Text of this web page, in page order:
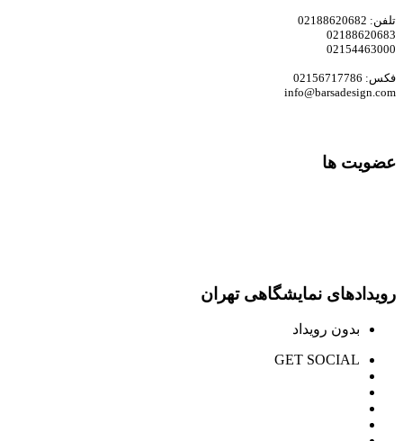
تلفن: 02188620682
02188620683
02154463000
فکس: 02156717786
info@barsadesign.com
عضویت ها
رویدادهای نمایشگاهی تهران
بدون رویداد
GET SOCIAL